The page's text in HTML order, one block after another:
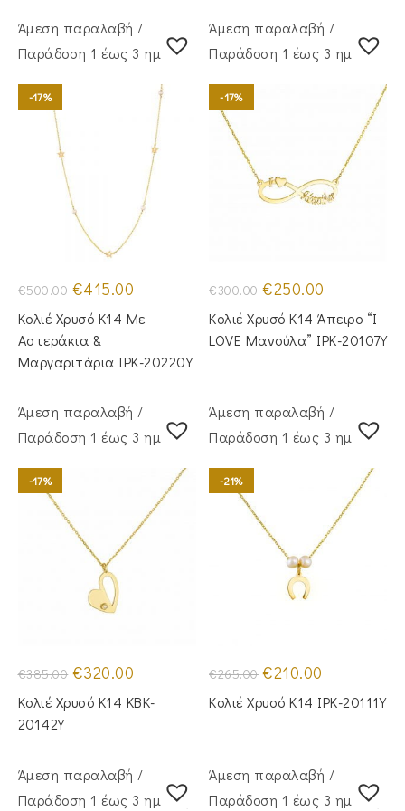
Άμεση παραλαβή /
Παράδoση 1 έως 3 ημέρες
-17%
€500.00 Original
price
was:
€500.00.
€415.00
τιμή
είναι:
Κολιέ Χρυσό Κ14 Με
Αστεράκια &
Μαργαριτάρια IPK-20220Y
Άμεση παραλαβή /
Παράδoση 1 έως 3 ημέρες
-17%
€300.00 Original
price
was:
€300.00.
€250.00
είναι:
€250.00.
Κολιέ Χρυσό Κ14 Άπειρο “I
LOVE Μανούλα” IPK-20107Y
Άμεση παραλαβή /
Παράδoση 1 έως 3 ημέρες
-17%
€385.00 Original
price
was:
€385.00.
€320.00
τιμή
είναι:
Κολιέ Χρυσό Κ14 KBK-
20142Y
Άμεση παραλαβή /
Παράδoση 1 έως 3 ημέρες
-21%
€265.00 Original
price
was:
€265.00.
€210.00
τιμή
είναι:
Κολιέ Χρυσό Κ14 IPK-20111Y
Άμεση παραλαβή /
Παράδoση 1 έως 3 ημέρες
Άμεση παραλαβή /
Παράδoση 1 έως 3 ημέρες